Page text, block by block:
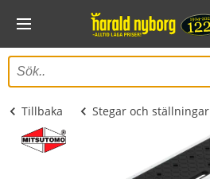
Tillbaka Stegar och ställningar